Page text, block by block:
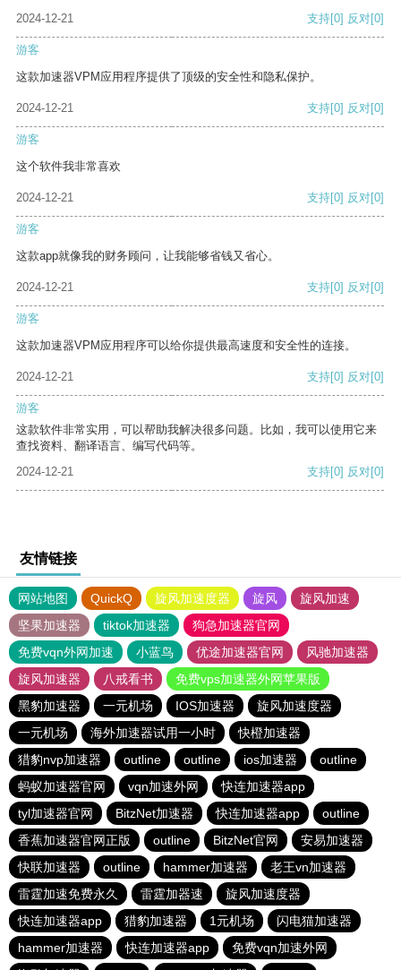
2024-12-21 支持[0] 反对[0]
游客
这款加速器VPM应用程序提供了顶级的安全性和隐私保护。
2024-12-21 支持[0] 反对[0]
游客
这个软件我非常喜欢
2024-12-21 支持[0] 反对[0]
游客
这款app就像我的财务顾问，让我能够省钱又省心。
2024-12-21 支持[0] 反对[0]
游客
这款加速器VPM应用程序可以给你提供最高速度和安全性的连接。
2024-12-21 支持[0] 反对[0]
游客
这款软件非常实用，可以帮助我解决很多问题。比如，我可以使用它来
查找资料、翻译语言、编写代码等。
2024-12-21
支持[0] 反对[0]
友情链接
网站地图 QuickQ 旋风加速度器 旋风
旋风加速
坚果加速器
tiktok加速器
狗急加速器官网
免费vqn外网加速
小蓝鸟 优途加速器官网
风驰加速器
旋风加速器
八戒看书
免费vps加速器外网苹果版
黑豹加速器
一元机场 IOS加速器
旋风加速度器
一元机场
海外加速器试用一小时
快橙加速器
猎豹nvp加速器
outline outline ios加速器
outline
蚂蚁加速器官网
vqn加速外网
快连加速器app
tyl加速器官网
BitzNet加速器 快连加速器app
outline
香蕉加速器官网正版
outline BitzNet官网
安易加速器
快联加速器
outline hammer加速器
老王vn加速器
雷霆加速免费永久
雷霆加器速
旋风加速度器
快连加速器app
猎豹加速器 1元机场
闪电猫加速器
hammer加速器
快连加速器app
免费vqn加速外网